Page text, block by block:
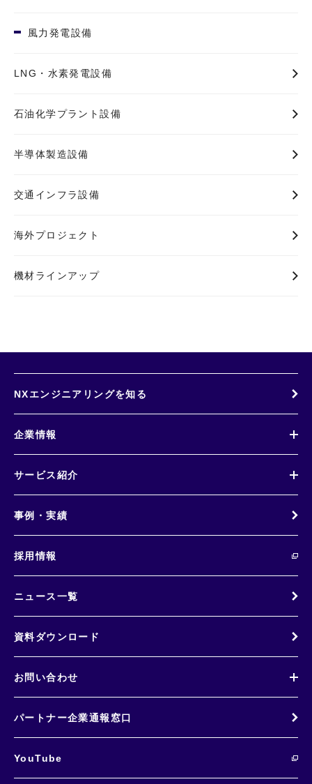
風力発電設備
LNG・水素発電設備
石油化学プラント設備
半導体製造設備
交通インフラ設備
海外プロジェクト
機材ラインアップ
NXエンジニアリングを知る
企業情報
サービス紹介
事例・実績
採用情報
ニュース一覧
資料ダウンロード
お問い合わせ
パートナー企業通報窓口
YouTube